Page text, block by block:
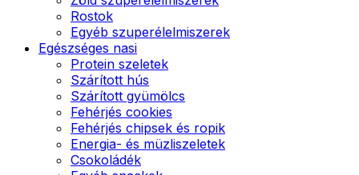
Rostok
Egyéb szuperélelmiszerek
Egészséges nasi
Protein szeletek
Szárított hús
Szárított gyümölcs
Fehérjés cookies
Fehérjés chipsek és ropik
Energia- és müzliszeletek
Csokoládék